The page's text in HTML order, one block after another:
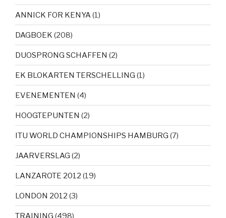
ANNICK FOR KENYA (1)
DAGBOEK (208)
DUOSPRONG SCHAFFEN (2)
EK BLOKARTEN TERSCHELLING (1)
EVENEMENTEN (4)
HOOGTEPUNTEN (2)
ITU WORLD CHAMPIONSHIPS HAMBURG (7)
JAARVERSLAG (2)
LANZAROTE 2012 (19)
LONDON 2012 (3)
TRAINING (498)